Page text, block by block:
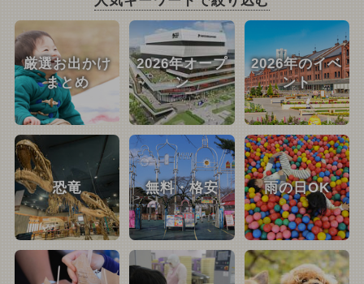
厳選お出かけ
まとめ
2026年オープ
ン
2026年のイベ
ント
恐竜 無料・格安 雨の日OK